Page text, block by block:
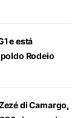
e está
Rodeio
di Camargo,